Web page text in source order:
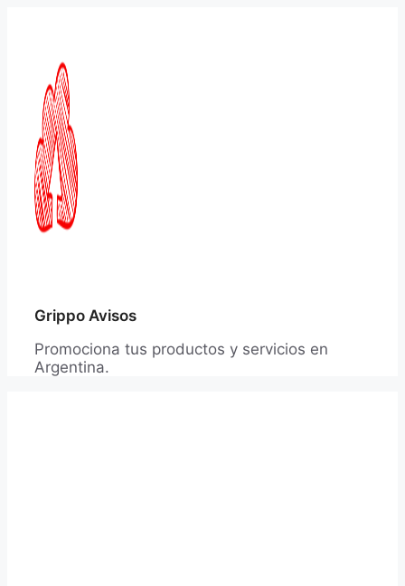
Grippo Avisos
Promociona tus productos y servicios en
Argentina.